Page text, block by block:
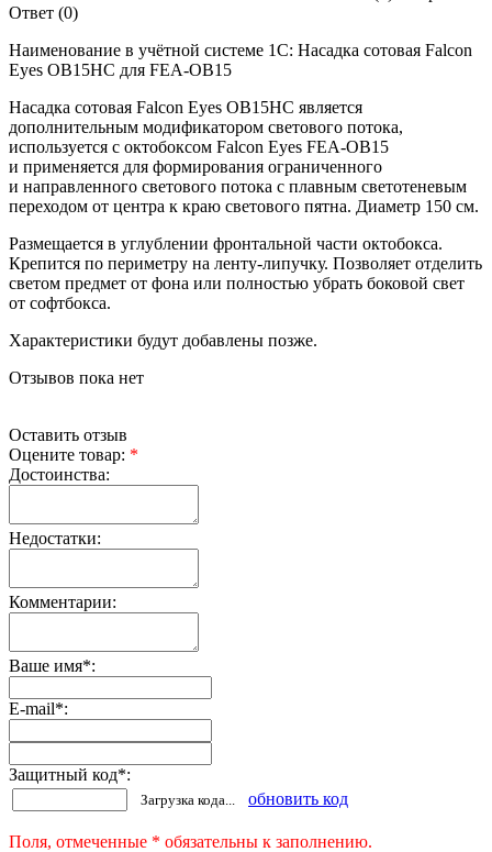
Ответ (0)
Наименование в учётной системе 1С: Насадка сотовая Falcon
Eyes OB15HC для FEA-OB15
Насадка сотовая Falcon Eyes OB15HC является
дополнительным модификатором светового потока,
используется с октобоксом Falcon Eyes FEA-OB15
и применяется для формирования ограниченного
и направленного светового потока с плавным светотеневым
переходом от центра к краю светового пятна. Диаметр 150 см.
Размещается в углублении фронтальной части октобокса.
Крепится по периметру на ленту-липучку. Позволяет отделить
светом предмет от фона или полностью убрать боковой свет
от софтбокса.
Характеристики будут добавлены позже.
Отзывов пока нет
Оставить отзыв
Оцените товар: *
Достоинства:
Недостатки:
Комментарии:
Ваше имя*:
E-mail*:
Защитный код*:
Загрузка кода... обновить код
Поля, отмеченные * обязательны к заполнению.